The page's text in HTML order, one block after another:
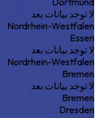
لا توجد بيانات بعد
Nordrhein-Westfalen
Essen
لا توجد بيانات بعد
Nordrhein-Westfalen
Bremen
لا توجد بيانات بعد
Bremen
Dresden